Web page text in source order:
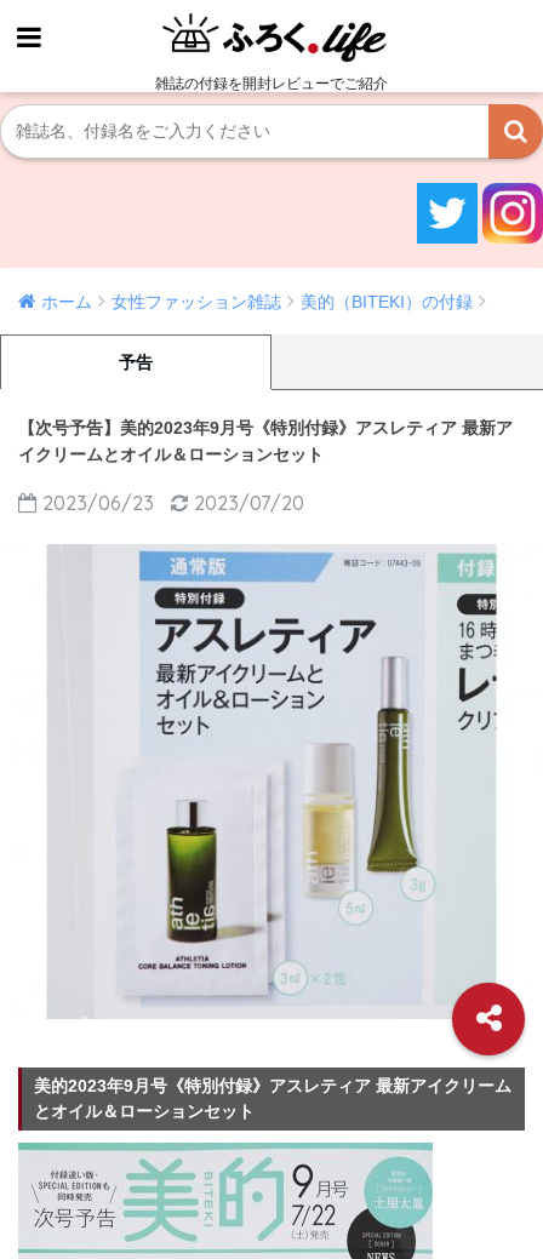
雑誌の付録を開封レビューでご紹介
ホーム 女性ファッション雑誌 美的（BITEKI）の付録
予告
【次号予告】美的2023年9月号《特別付録》アスレティア 最新ア
イクリームとオイル＆ローションセット
2023/06/23 2023/07/20
美的2023年9月号《特別付録》アスレティア 最新アイクリーム
とオイル＆ローションセット